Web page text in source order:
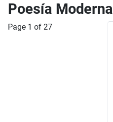
Poesía Moderna
Page 1 of 27